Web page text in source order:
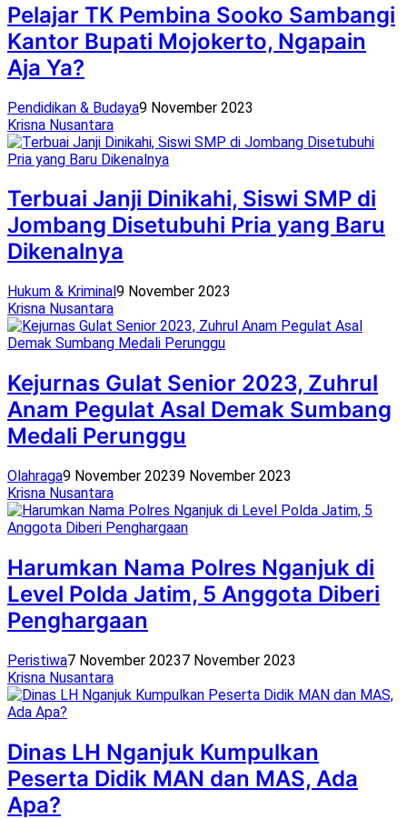
Pelajar TK Pembina Sooko Sambangi
Kantor Bupati Mojokerto, Ngapain
Aja Ya?
Pendidikan & Budaya9 November 2023
Krisna Nusantara
Terbuai Janji Dinikahi, Siswi SMP di
Jombang Disetubuhi Pria yang Baru
Dikenalnya
Hukum & Kriminal 9 November 2023
Krisna Nusantara
Kejurnas Gulat Senior 2023, Zuhrul
Anam Pegulat Asal Demak Sumbang
Medali Perunggu
Olahraga9 November 20239 November 2023
Krisna Nusantara
Harumkan Nama Polres Nganjuk di
Level Polda Jatim, 5 Anggota Diberi
Penghargaan
Peristiwa7 November 20237 November 2023
Krisna Nusantara
Dinas LH Nganjuk Kumpulkan
Peserta Didik MAN dan MAS, Ada
Apa?